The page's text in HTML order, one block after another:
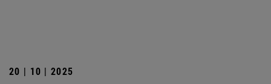
20 | 10 | 2025